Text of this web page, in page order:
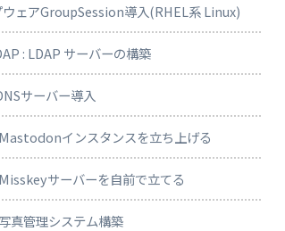
ウェアGroupSession導入(RHEL系 Linux)
: LDAP サーバーの構築
サーバー導入
インスタンスを立ち上げる
サーバーを自前で立てる
真管理システム構築